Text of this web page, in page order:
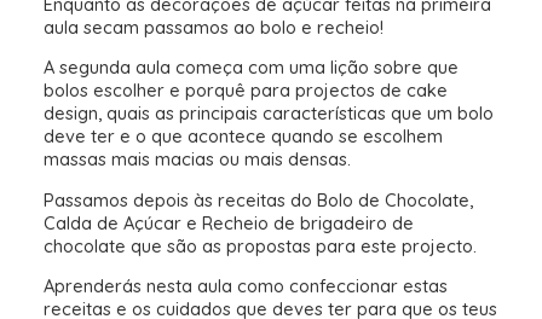
aula secam passamos ao bolo e recheio!
A segunda aula começa com uma lição sobre que
bolos escolher e porquê para projectos de cake
design, quais as principais características que um bolo
deve ter e o que acontece quando se escolhem
massas mais macias ou mais densas.
Passamos depois às receitas do Bolo de Chocolate,
Calda de Açúcar e Recheio de brigadeiro de
chocolate que são as propostas para este projecto.
Aprenderás nesta aula como confeccionar estas
receitas e os cuidados que deves ter para que os teus